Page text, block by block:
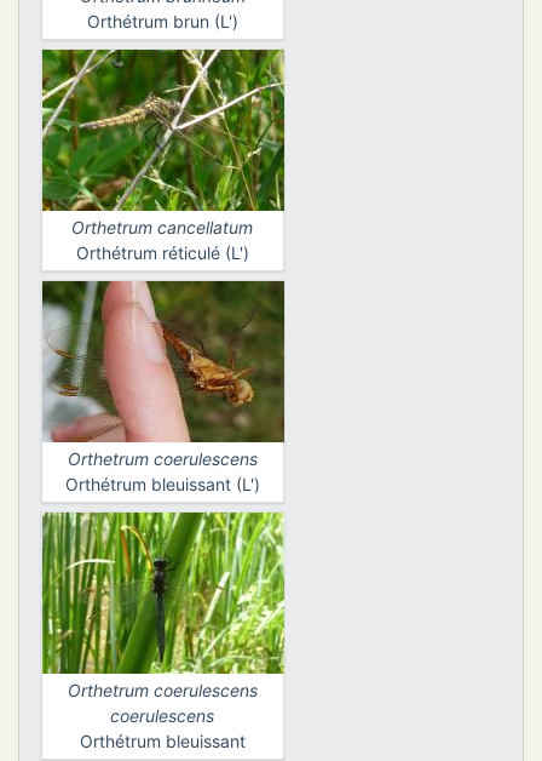
Orthétrum brun (L')
Orthetrum cancellatum
Orthétrum réticulé (L')
Orthetrum coerulescens
Orthétrum bleuissant (L')
Orthetrum coerulescens
coerulescens
Orthétrum bleuissant